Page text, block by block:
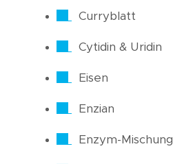
Curryblatt
Cytidin & Uridin
Eisen
Enzian
Enzym-Mischung